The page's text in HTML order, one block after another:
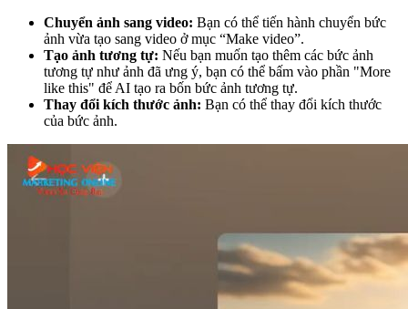
Chuyển ảnh sang video: Bạn có thể tiến hành chuyển bức
ảnh vừa tạo sang video ở mục “Make video”.
Tạo ảnh tương tự: Nếu bạn muốn tạo thêm các bức ảnh
tương tự như ảnh đã ưng ý, bạn có thể bấm vào phần "More
like this" để AI tạo ra bốn bức ảnh tương tự.
Thay đổi kích thước ảnh: Bạn có thể thay đổi kích thước
của bức ảnh.